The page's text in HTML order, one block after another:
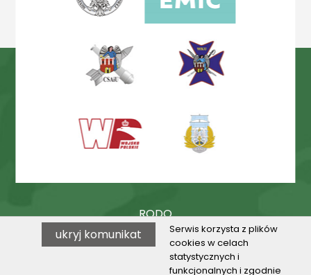
RODO
Procedury
Serwis korzysta z plików
cookies w celach
statystycznych i
funkcjonalnych i zgodnie
ukryj komunikat